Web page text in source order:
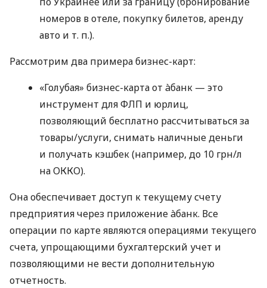
номеров в отеле, покупку билетов, аренду
авто и т. п.).
Рассмотрим два примера бизнес-карт:
«Голубая» бизнес-карта от àбанк — это
инструмент для ФЛП и юрлиц,
позволяющий бесплатно рассчитываться за
товары/услуги, снимать наличные деньги
и получать кэшбек (например, до 10 грн/л
на ОККО).
Она обеспечивает доступ к текущему счету
предприятия через приложение àбанк. Все
операции по карте являются операциями текущего
счета, упрощающими бухгалтерский учет и
позволяющими не вести дополнительную
отчетность.